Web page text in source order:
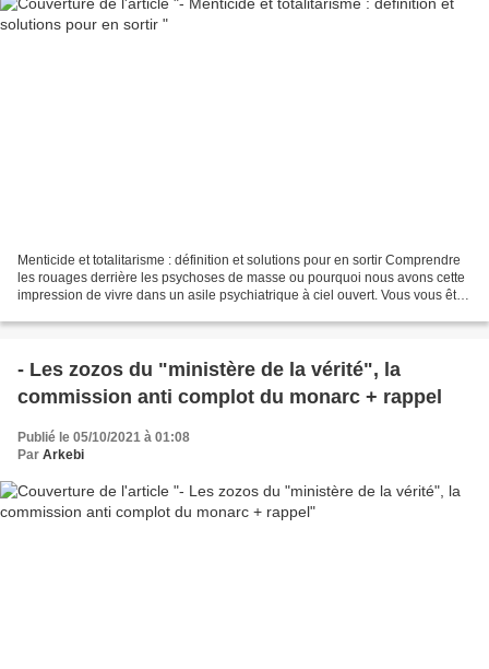
Menticide et totalitarisme : définition et solutions pour en sortir Comprendre
les rouages derrière les psychoses de masse ou pourquoi nous avons cette
impression de vivre dans un asile psychiatrique à ciel ouvert. Vous vous êtes
- Les zozos du "ministère de la vérité", la
commission anti complot du monarc + rappel
Publié le 05/10/2021 à 01:08
Par Arkebi